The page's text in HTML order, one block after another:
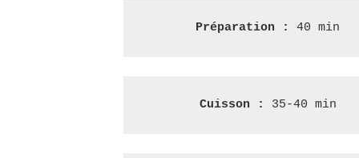
Préparation : 40 min
Cuisson : 35-40 min